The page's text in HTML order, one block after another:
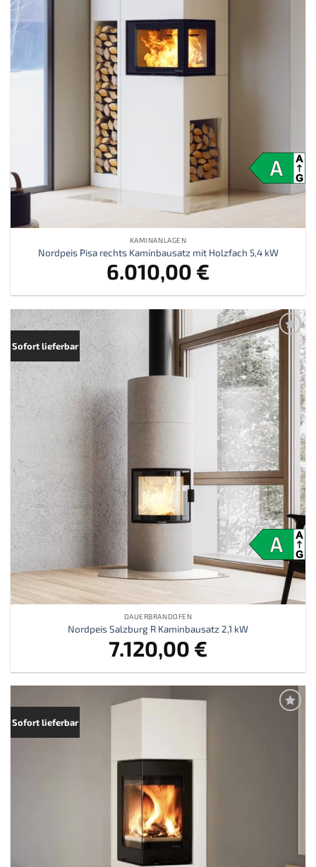
KAMINANLAGEN
Nordpeis Pisa rechts Kaminbausatz mit Holzfach 5,4 kW
6.010,00 €
Sofort lieferbar
Zur
Merkliste
hinzufügen
DAUERBRANDOFEN
Nordpeis Salzburg R Kaminbausatz 2,1 kW
7.120,00 €
Sofort lieferbar